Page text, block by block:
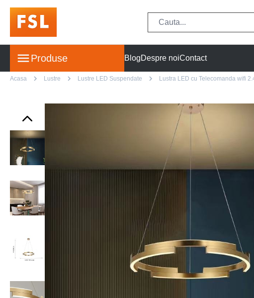
Produse BlogDespre noiContact
Acasa Lustre Lustre LED Suspendate Lustra LED cu Telecomanda wifi